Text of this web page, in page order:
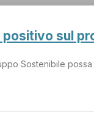
positivo sul
Sostenibile